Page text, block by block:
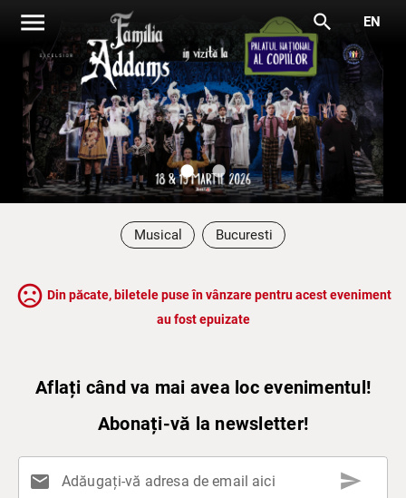
menu search EN
lens lens
Musical Bucuresti
sentiment_very_dissatisfied Din păcate, biletele puse în vânzare pentru acest eveniment
au fost epuizate
Aflați când va mai avea loc evenimentul!
Abonați-vă la newsletter!
mail Adăugați-vă adresa de email aici send